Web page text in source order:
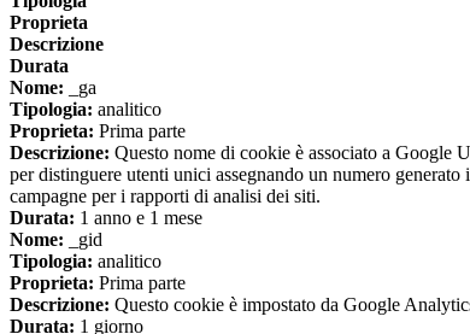
Proprieta
Descrizione
Durata
Nome: _ga
Tipologia: analitico
Proprieta: Prima parte
Descrizione: Questo nome di cookie è associato a Google
per distinguere utenti unici assegnando un numero
campagne per i rapporti di analisi dei siti.
Durata: 1 anno e 1 mese
Nome: _gid
Tipologia: analitico
Proprieta: Prima parte
Descrizione: Questo cookie è impostato da Google
Durata: 1 giorno